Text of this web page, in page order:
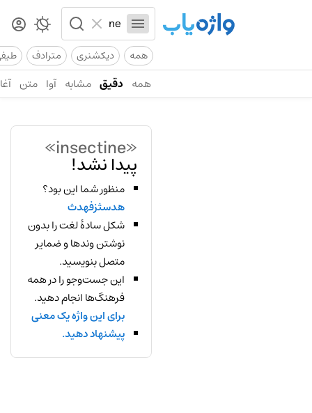
همه دیکشنری مترادف
همه دقیق مشابه آوا متن
«insectine»
پیدا نشد!
منظور شما این بود؟
هدسثزفهدث
شکل سادهٔ لغت را بدون
نوشتن وندها و ضمایر
متصل بنویسید.
این جست‌وجو را در همه
فرهنگ‌ها انجام دهید.
برای این واژه یک معنی
پیشنهاد دهید.